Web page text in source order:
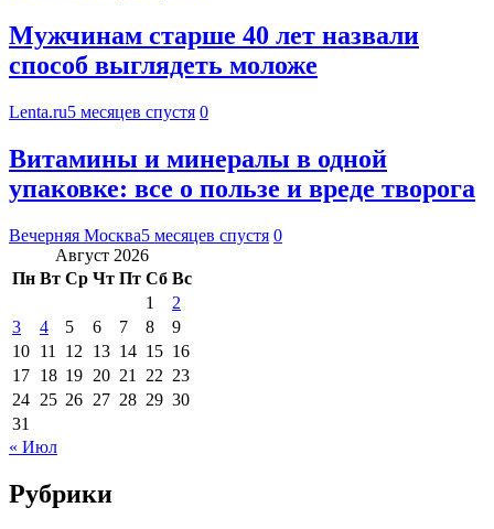
Мужчинам старше 40 лет назвали
способ выглядеть моложе
Lenta.ru5 месяцев спустя 0
Витамины и минералы в одной
упаковке: все о пользе и вреде творога
Вечерняя Москва5 месяцев спустя 0
Август 2026
Пн Вт Ср Чт Пт Сб Вс
1
2
3
4 5 6 7 8
9
10 11 12 13 14 15 16
17 18 19 20 21 22 23
24 25 26 27 28 29 30
31
« Июл
Рубрики